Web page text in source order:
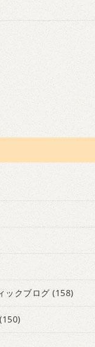
ックブログ (158)